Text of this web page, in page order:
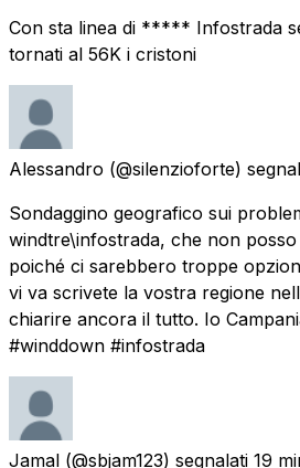
Con sta linea di ***** Infostrada
tornati al 56K i cristoni
Alessandro (@silenzioforte)
Sondaggino geografico sui
windtre\infostrada, che non
poiché ci sarebbero troppe
vi va scrivete la vostra regione
chiarire ancora il tutto. Io
#winddown #infostrada
Jamal (@sbjam123) segnalati 19